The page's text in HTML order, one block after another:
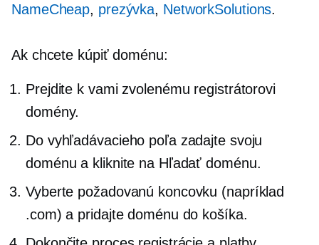
NameCheap, prezývka, NetworkSolutions.
Ak chcete kúpiť doménu:
Prejdite k vami zvolenému registrátorovi
domény.
Do vyhľadávacieho poľa zadajte svoju
doménu a kliknite na Hľadať doménu.
Vyberte požadovanú koncovku (napríklad
.com) a pridajte doménu do košíka.